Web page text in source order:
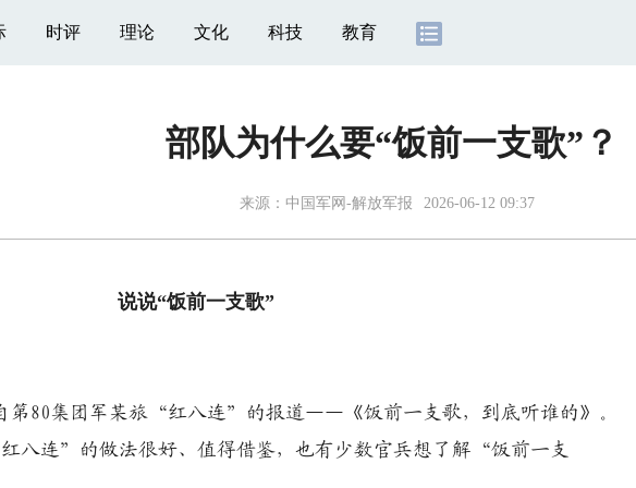
时评 理论 文化 科技 教育
部队为什么要“饭前一支歌”？
来源： 中国军网-解放军报 2026-06-12 09:37
说说“饭前一支歌”
80集团军某旅“红八连”的报道——《饭前一支歌，到底听谁的》。
八连”的做法很好、值得借鉴，也有少数官兵想了解“饭前一支